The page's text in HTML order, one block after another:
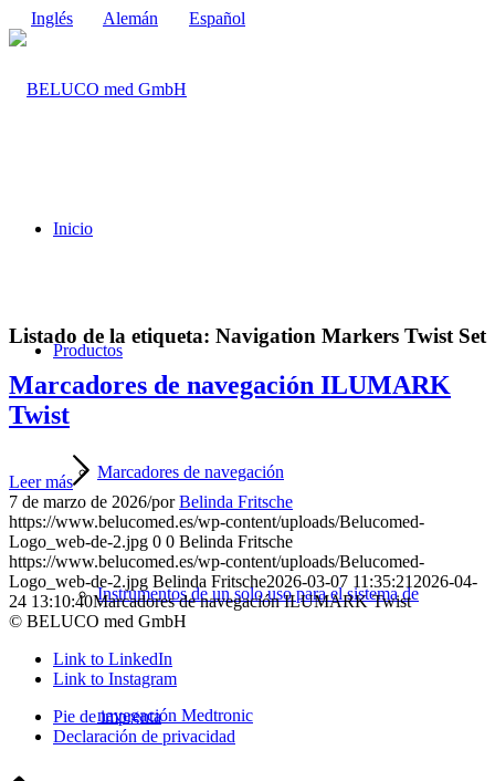
Inglés Alemán Español
Inicio
Productos
Marcadores de navegación
Instrumentos de un solo uso para el sistema de
navegación Medtronic
Listado de la etiqueta: Navigation Markers Twist Set
Marcadores de navegación ILUMARK
Twist
Leer más
7 de marzo de 2026/porBelinda Fritsche
https://www.belucomed.es/wp-content/uploads/Belucomed-
Logo_web-de-2.jpg 0 0 Belinda Fritsche
https://www.belucomed.es/wp-content/uploads/Belucomed-
Logo_web-de-2.jpg Belinda Fritsche2026-03-07 11:35:21 2026-04-
24 13:10:40Marcadores de navegación ILUMARK Twist
© BELUCO med GmbH
Link to LinkedIn
Link to Instagram
Pie de imprenta
Declaración de privacidad